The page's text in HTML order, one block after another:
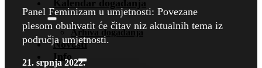
Kalendar događanja
Arhiva događanja
Novosti
Info
Panel Feminizam u umjetnosti: Povezane
plesom obuhvatit će čitav niz aktualnih tema iz
područja umjetnosti.
21. srpnja 2022.